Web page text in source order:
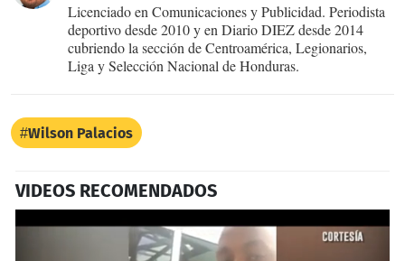
Licenciado en Comunicaciones y Publicidad. Periodista
deportivo desde 2010 y en Diario DIEZ desde 2014
cubriendo la sección de Centroamérica, Legionarios,
Liga y Selección Nacional de Honduras.
Wilson Palacios
VIDEOS RECOMENDADOS